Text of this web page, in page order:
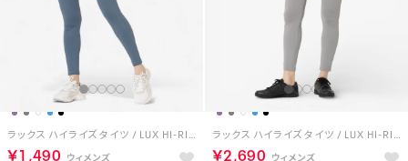
ラックス ハイライズ タイツ / LUX HI-RISE TIGHT （シャドウブルー）
￥1,490
ラックス ハイライズ タイツ / LUX HI-RISE TIGHT （グレー）
￥2,690